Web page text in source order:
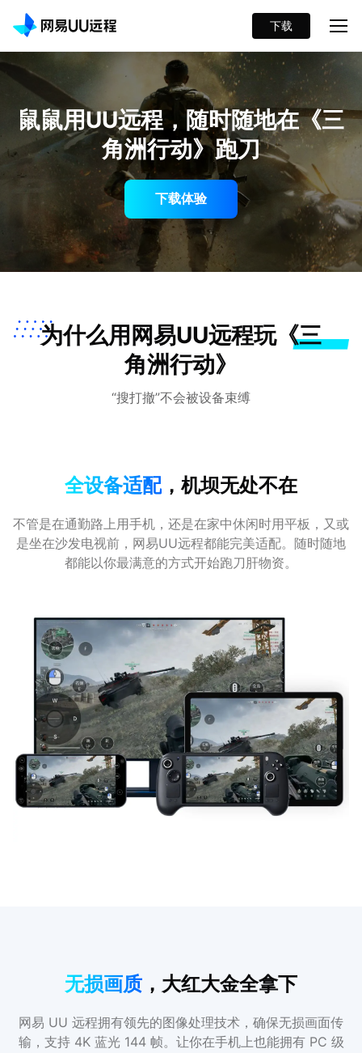
下载
鼠鼠用UU远程，随时随地在《三
角洲行动》跑刀
下载体验
为什么用网易UU远程玩《三
角洲行动》
“搜打撤”不会被设备束缚
全设备适配 ，机坝无处不在
不管是在通勤路上用手机，还是在家中休闲时用平板，又或
是坐在沙发电视前，网易UU远程都能完美适配。随时随地
都能以你最满意的方式开始跑刀肝物资。
无损画质 ，大红大金全拿下
网易 UU 远程拥有领先的图像处理技术，确保无损画面传
输，支持 4K 蓝光 144 帧。让你在手机上也能拥有 PC 级